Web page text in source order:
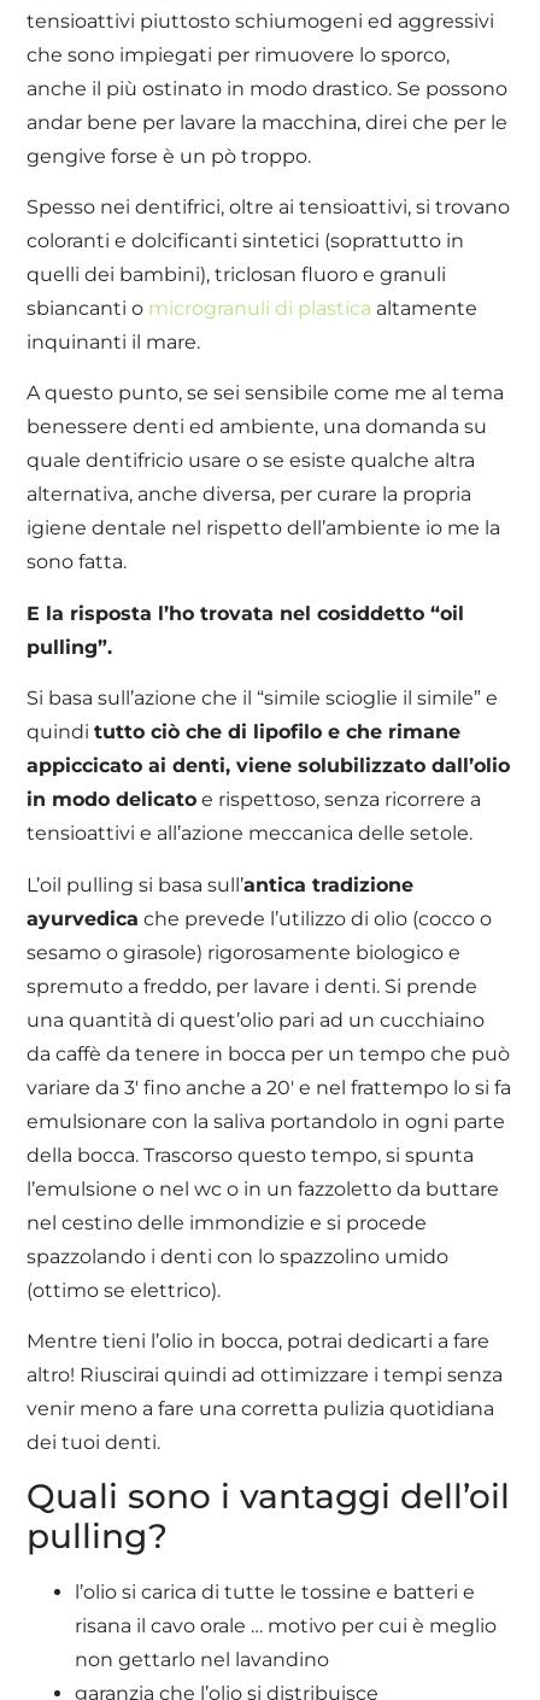
tensioattivi piuttosto schiumogeni ed aggressivi
che sono impiegati per rimuovere lo sporco,
anche il più ostinato in modo drastico. Se possono
andar bene per lavare la macchina, direi che per le
gengive forse è un pò troppo.
Spesso nei dentifrici, oltre ai tensioattivi, si trovano
coloranti e dolcificanti sintetici (soprattutto in
quelli dei bambini), triclosan fluoro e granuli
sbiancanti o microgranuli di plastica altamente
inquinanti il mare.
A questo punto, se sei sensibile come me al tema
benessere denti ed ambiente, una domanda su
quale dentifricio usare o se esiste qualche altra
alternativa, anche diversa, per curare la propria
igiene dentale nel rispetto dell’ambiente io me la
sono fatta.
E la risposta l’ho trovata nel cosiddetto “oil
pulling”.
Si basa sull’azione che il “simile scioglie il simile” e
quinditutto ciò che di lipofilo e che rimane
appiccicato ai denti, viene solubilizzato dall’olio
in modo delicato e rispettoso, senza ricorrere a
tensioattivi e all’azione meccanica delle setole.
L’oil pulling si basa sull’antica tradizione
ayurvedica che prevede l’utilizzo di olio (cocco o
sesamo o girasole) rigorosamente biologico e
spremuto a freddo, per lavare i denti. Si prende
una quantità di quest’olio pari ad un cucchiaino
da caffè da tenere in bocca per un tempo che può
variare da 3′ fino anche a 20′ e nel frattempo lo si fa
emulsionare con la saliva portandolo in ogni parte
della bocca. Trascorso questo tempo, si spunta
l’emulsione o nel wc o in un fazzoletto da buttare
nel cestino delle immondizie e si procede
spazzolando i denti con lo spazzolino umido
(ottimo se elettrico).
Mentre tieni l’olio in bocca, potrai dedicarti a fare
altro! Riuscirai quindi ad ottimizzare i tempi senza
venir meno a fare una corretta pulizia quotidiana
dei tuoi denti.
Quali sono i vantaggi dell’oil
pulling?
l’olio si carica di tutte le tossine e batteri e
risana il cavo orale … motivo per cui è meglio
non gettarlo nel lavandino
garanzia che l’olio si distribuisce